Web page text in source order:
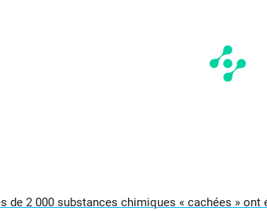
de 2 000 substances chimiques « cachées »